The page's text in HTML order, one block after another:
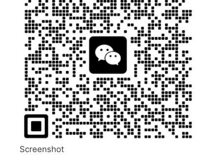
Screenshot